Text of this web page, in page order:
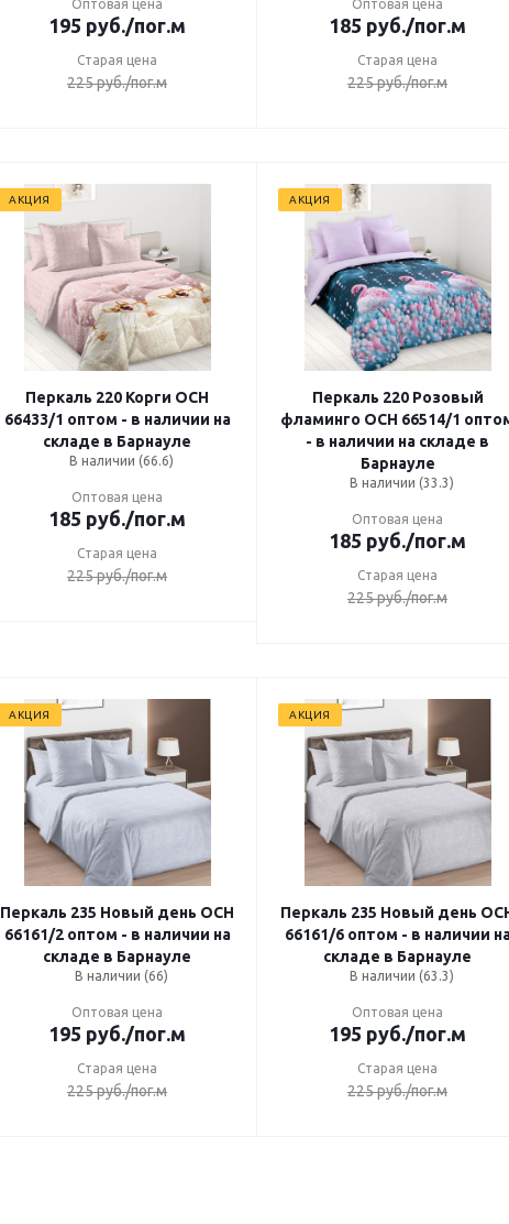
Оптовая цена
195 руб./пог.м
Старая цена
225руб./пог.м
Оптовая цена
185 руб./пог.м
Старая цена
225руб./пог.м
АКЦИЯ
Перкаль 220 Корги ОСН
66433/1 оптом - в наличии на
складе в Барнауле
В наличии (66.6)
Оптовая цена
185 руб./пог.м
Старая цена
225руб./пог.м
АКЦИЯ
Перкаль 220 Розовый
фламинго ОСН 66514/1 оптом
- в наличии на складе в
Барнауле
В наличии (33.3)
Оптовая цена
185 руб./пог.м
Старая цена
225руб./пог.м
АКЦИЯ
Перкаль 235 Новый день ОСН
66161/2 оптом - в наличии на
складе в Барнауле
В наличии (66)
Оптовая цена
195 руб./пог.м
Старая цена
225руб./пог.м
АКЦИЯ
Перкаль 235 Новый день ОСН
66161/6 оптом - в наличии
складе в Барнауле
В наличии (63.3)
Оптовая цена
195 руб./пог.м
Старая цена
225руб./пог.м